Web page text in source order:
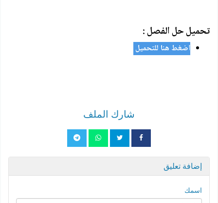
تحميل حل الفصل :
اضغط هنا للتحميل
شارك الملف
إضافة تعليق
اسمك